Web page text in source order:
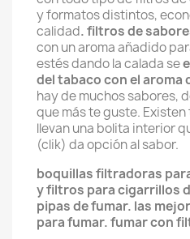
y formatos distintos,
calidad.filtros de
con un aroma añadido
estés dando la calada se
del tabaco con el aroma
hay de muchos sabores,
que más te guste.
llevan una bolita interior
(clik) da opción al sabor.
boquillas filtradoras
y filtros para cigarrillos
pipas de fumar. las
para fumar.fumar con